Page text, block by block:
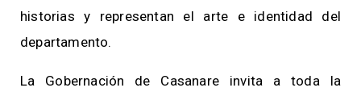
historias y representan el arte e identidad del
departamento.
La Gobernación de Casanare invita a toda la